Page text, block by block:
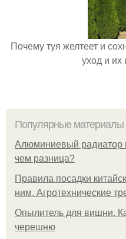
Почему туя желтеет и
уход и
Популярные материалы
Алюминиевый радиатор
чем разница?
Правила посадки
ним. Агротехнические
Опылитель для вишни.
черешню